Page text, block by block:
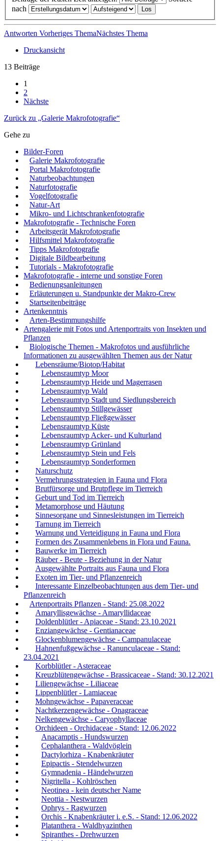
nach
Antworten Vorheriges ThemaNächstes Thema
Druckansicht
13 Beiträge
1
2
Nächste
Zurück zu „Galerie Makrofotografie“
Gehe zu
Bilder-Foren
Galerie Makrofotografie
Portal Makrofotografie
Naturbeobachtungen
Naturfotografie
Vogelfotografie
Natur-Art
Mikro- und Lichtschrankenfotografie
Makrofotografie - Technische Foren
Arbeitsgerät Makrofotografie
Hilfsmittel Makrofotografie
Tipps Makrofotografie
Digitale Bildbearbeitung
Tutorials - Makrofotografie
Makrofotografie - interne und sonstige Foren
Bedienungsanleitungen
Erläuterungen u. Standpunkte der Makro-Crew
Startseitenbeiträge
Artenkenntnis
Arten-Bestimmungshilfe
Artengalerie mit Fotos und Artenportraits von Insekten und
Pflanzen
Biologische Themen - Makrofotos und ausführliche
Informationen zu ausgewählten Themen aus der Natur
Lebensräume/Biotop/Habitat
Lebensraumtyp Moor
Lebensraumtyp Heide und Magerrasen
Lebensraumtyp Wald
Lebensraumtyp Stadt und Siedlungsbereich
Lebensraumtyp Stillgewässer
Lebensraumtyp Fließgewässer
Lebensraumtyp Küste
Lebensraumtyp Acker- und Kulturland
Lebensraumtyp Grünland
Lebensraumtyp Stein und Fels
Lebensraumtyp Sonderformen
Naturschutz
Vermehrungsstrategien in Fauna und Flora
Brutfürsorge und Brutpflege im Tierreich
Geburt und Tod im Tierreich
Metamorphose und Häutung
Sinnesorgane und Sinnesleistungen im Tierreich
Tarnung im Tierreich
Warnung und Verteidigung in Fauna und Flora
Formen des Zusammenlebens in Flora und Fauna.
Bauwerke im Tierreich
Räuber - Beute - Beziehung in der Natur
Ausgewählte Portraits aus Fauna und Flora
Exoten im Tier- und Pflanzenreich
Interessante Einzelbeobachtungen aus dem Tier- und
Pflanzenreich
Artenportraits Pflanzen - Stand: 25.08.2022
Amaryllisgewächse - Amaryllidaceae
Doldenblütler - Apiaceae - Stand: 23.10.2021
Enziangewächse - Gentianaceae
Glockenblumengewächse - Campanulaceae
Hahnenfußgewächse - Ranunculaceae - Stand:
23.04.2021
Korbblütler - Asteraceae
Kreuzblütengewächse - Brassicaceae - Stand: 30.12.2021
Liliengewächse - Liliaceae
Lippenblütler - Lamiaceae
Mohngewächse - Papaveraceae
Nachtkerzengewächse - Onagraceae
Nelkengewächse - Caryophyllaceae
Orchideen - Orchidaceae - Stand: 12.06.2022
Anacamptis - Hundswurzen
Cephalanthera - Waldvöglein
Dactylorhiza - Knabenkräuter
Epipactis - Stendelwurzen
Gymnadenia - Händelwurzen
Nigritella - Kohlröschen
Neotinea - kein deutscher Name
Neottia - Nestwurzen
Ophrys - Ragwurzen
Orchis - Knabenkräuter i. e.S. - Stand: 12.06.2022
Platanthera - Waldhyazinthen
Spiranthes - Drehwurzen